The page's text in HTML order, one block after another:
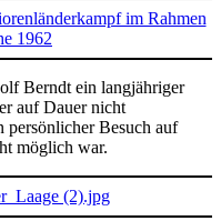
Berndt ein langjähriger
auf Dauer nicht
persönlicher Besuch auf
möglich war.